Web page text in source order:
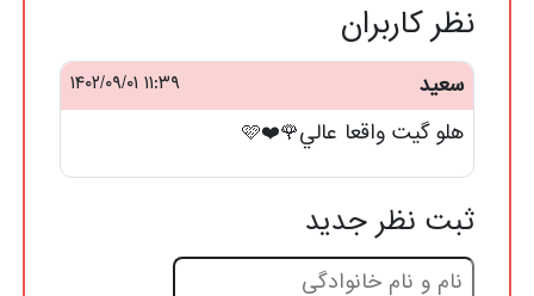
نظر کاربران
سعيد ۱۱:۳۹ ۱۴۰۲/۰۹/۰۱
هلو گيت واقعا عالي🌹❤️🩷
ثبت نظر جدید